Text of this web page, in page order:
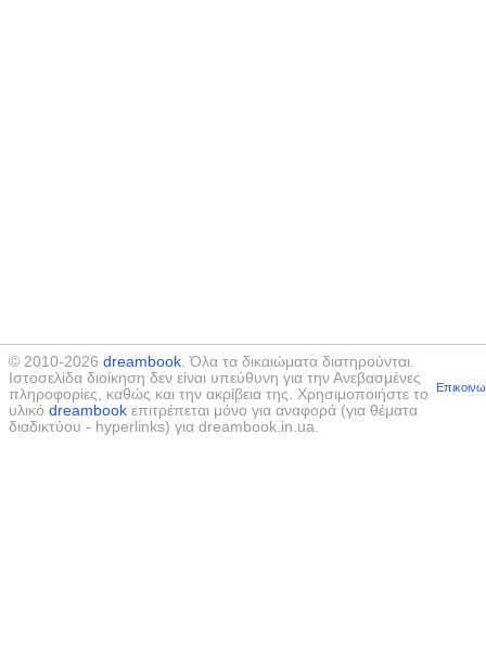
© 2010-2026 dreambook. Όλα τα δικαιώματα διατηρούνται.
Ιστοσελίδα διοίκηση δεν είναι υπεύθυνη για την Ανεβασμένες
πληροφορίες, καθώς και την ακρίβεια της. Χρησιμοποιήστε το
υλικό dreambook επιτρέπεται μόνο για αναφορά (για θέματα
διαδικτύου - hyperlinks) για dreambook.in.ua.